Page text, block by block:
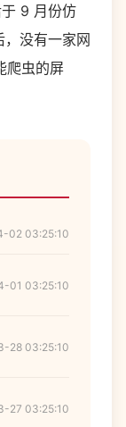
9 月份仿
没有一家网
爬虫的屏
02 03:25:10
01 03:25:10
28 03:25:10
27 03:25:10